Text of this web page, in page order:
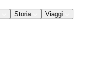
Storia Viaggi